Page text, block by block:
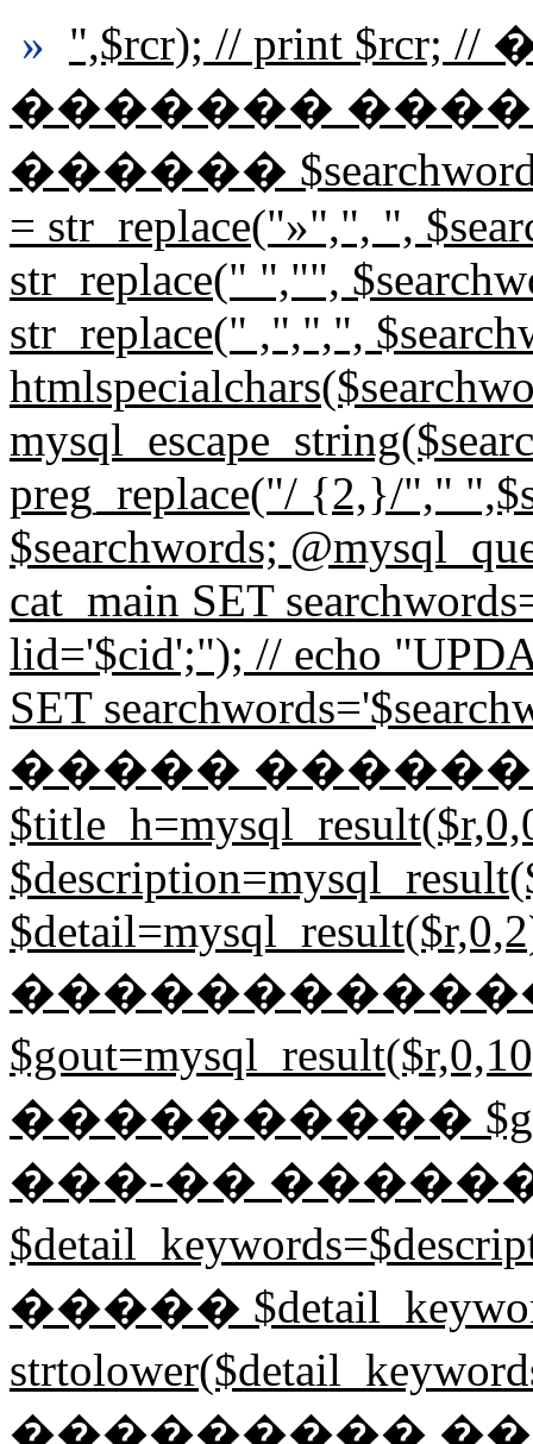
» ",$rcr); // print
�������
������
= str_replace("»",", ",
str_replace(" ","",
str_replace(" ,",",",
preg_replace("/ {2,}/","
$searchwords;
cat_main SET
lid='$cid';"); // echo
SET
�����
����������
���-��
�����
��������� �����